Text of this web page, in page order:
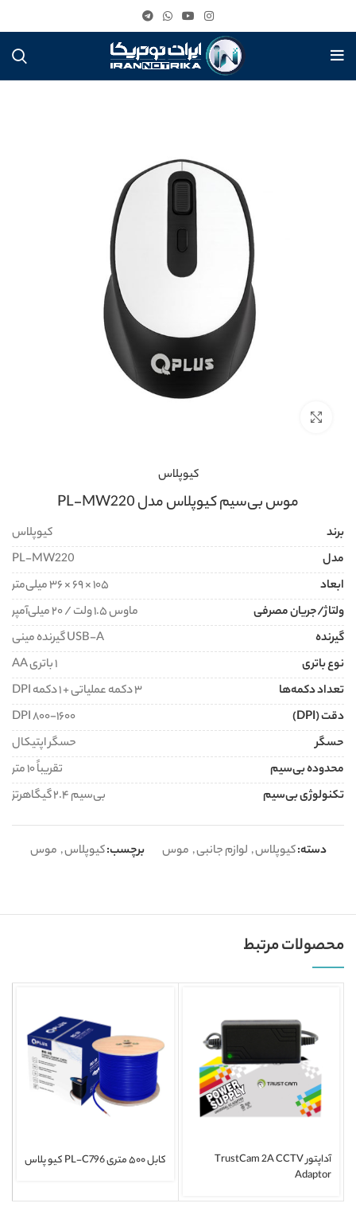
کیوپلاس
موس بی‌سیم کیوپلاس مدل PL-MW220
برند
کیوپلاس
مدل
PL-MW220
ابعاد
۱۰۵ × ۶۹ × ۳۶ میلی‌متر
ولتاژ/جریان مصرفی
ماوس ۱.۵ ولت / ۲۰ میلی‌آمپر
گیرنده
USB-A گیرنده مینی
نوع باتری
۱ باتری AA
تعداد دکمه‌ها
۳ دکمه عملیاتی + ۱ دکمه DPI
دقت (DPI)
۸۰۰-۱۶۰۰ DPI
حسگر
حسگر اپتیکال
محدوده بی‌سیم
تقریباً ۱۰ متر
تکنولوژی بی‌سیم
بی‌سیم ۲.۴ گیگاهرتز
دسته:کیوپلاس, لوازم جانبی, موس برچسب:کیوپلاس, موس
محصولات مرتبط
آداپتور TrustCam 2A CCTV
Adaptor
کابل ۵۰۰ متری PL-C796 کیو پلاس